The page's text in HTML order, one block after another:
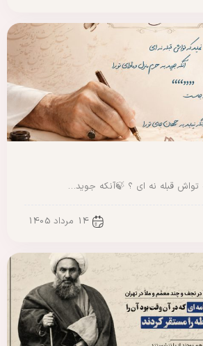
تواش قبله نه ای ؟ 🍃آنکه جوید…
14 مرداد 1405